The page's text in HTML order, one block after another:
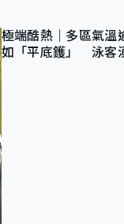
極端酷熱｜多區氣
如「平底鑊」 泳客